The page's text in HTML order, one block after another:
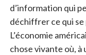
d’information qui
déchiffrer ce qui se
L’économie
chose vivante où, à